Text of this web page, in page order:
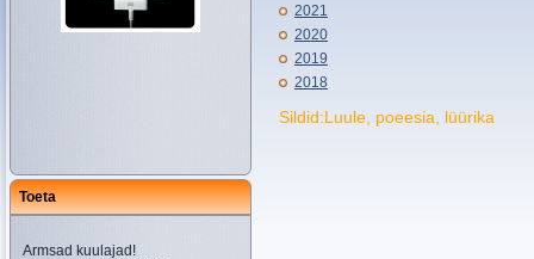
Toeta
Armsad kuulajad!
2021
2020
2019
2018
Sildid:Luule, poeesia, lüürika